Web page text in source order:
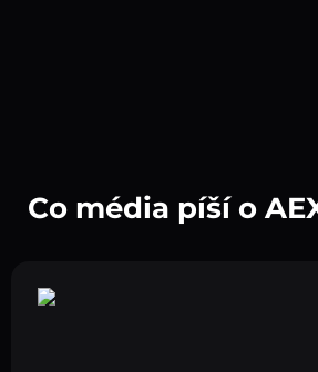
Co média píší o